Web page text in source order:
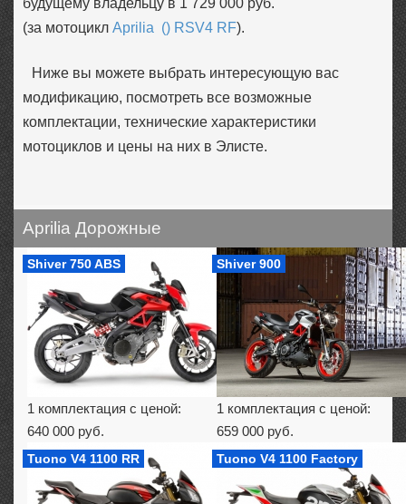
будущему владельцу в 1 729 000 руб.
(за мотоцикл Aprilia () RSV4 RF).
Ниже вы можете выбрать интересующую вас
модификацию, посмотреть все возможные
комплектации, технические характеристики
мотоциклов и цены на них в Элисте.
Aprilia Дорожные
Shiver 750 ABS
1 комплектация с ценой:
640 000 руб.
Shiver 900
1 комплектация с ценой:
659 000 руб.
Tuono V4 1100 RR Tuono V4 1100 Factory